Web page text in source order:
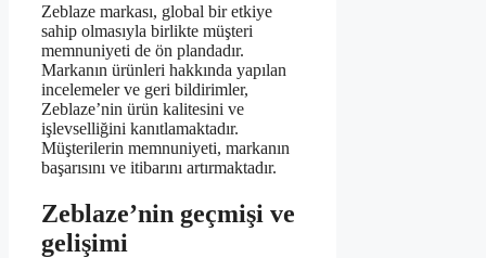
Zeblaze markası, global bir etkiye
sahip olmasıyla birlikte müşteri
memnuniyeti de ön plandadır.
Markanın ürünleri hakkında yapılan
incelemeler ve geri bildirimler,
Zeblaze’nin ürün kalitesini ve
işlevselliğini kanıtlamaktadır.
Müşterilerin memnuniyeti, markanın
başarısını ve itibarını artırmaktadır.
Zeblaze’nin geçmişi ve
gelişimi